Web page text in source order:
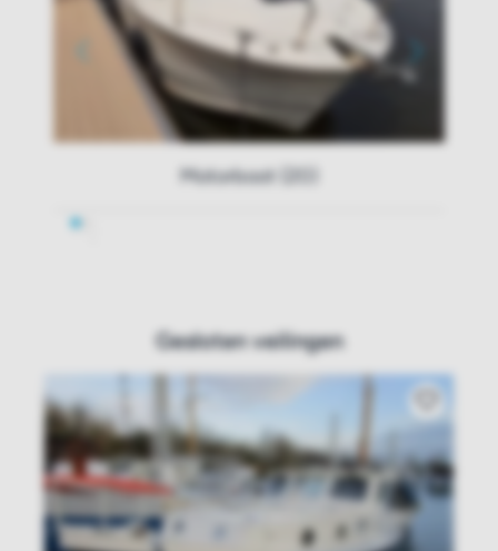
Motorboot (20)
Gesloten veilingen